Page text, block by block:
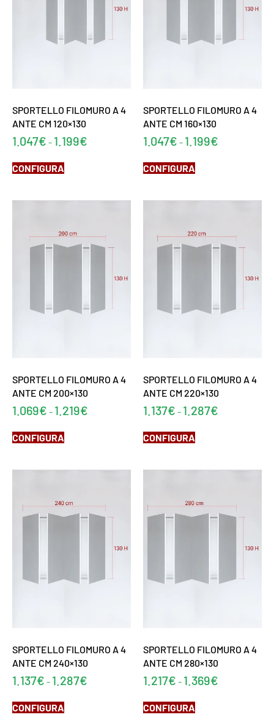
SPORTELLO FILOMURO A 4
ANTE CM 120×130
1.047€ - 1.199€
CONFIGURA
SPORTELLO FILOMURO A 4
ANTE CM 160×130
1.047€ - 1.199€
CONFIGURA
SPORTELLO FILOMURO A 4
ANTE CM 200×130
1.069€ - 1.219€
CONFIGURA
SPORTELLO FILOMURO A 4
ANTE CM 220×130
1.137€ - 1.287€
CONFIGURA
SPORTELLO FILOMURO A 4
ANTE CM 240×130
1.137€ - 1.287€
CONFIGURA
SPORTELLO FILOMURO A 4
ANTE CM 280×130
1.217€ - 1.369€
CONFIGURA